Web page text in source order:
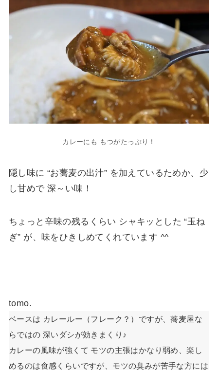
カレーにも もつがたっぷり！
隠し味に “お蕎麦の出汁” を加えているためか、少
し甘めで 深～い味！
ちょっと辛味の残るくらい シャキッとした “玉ね
ぎ” が、味をひきしめてくれています ^^
tomo.
ベースは カレールー（フレーク？）ですが、蕎麦屋な
らではの 深いダシが効きまくり♪
カレーの風味が強くて モツの主張はかなり弱め、楽し
めるのは食感くらいですが、モツの臭みが苦手な方には